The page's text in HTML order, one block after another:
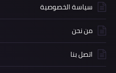
سياسة الخصوصية
من نحن
اتصل بنا